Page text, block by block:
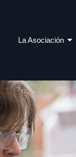
La Asociación